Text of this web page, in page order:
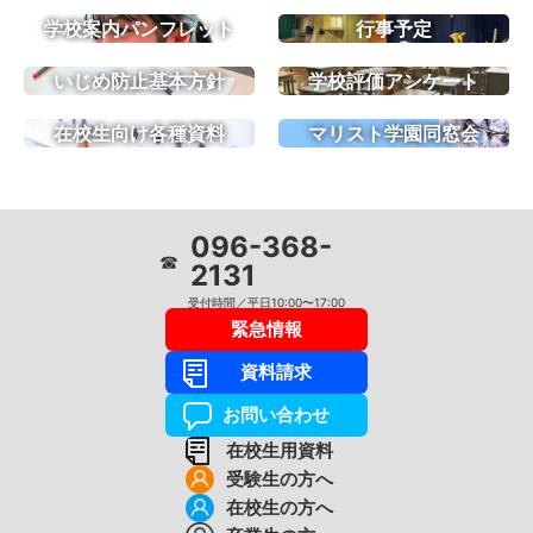
学校案内パンフレット 行事予定
いじめ防止基本方針 学校評価アンケート
在校生向け各種資料 マリスト学園同窓会
☎ 096-368-
2131
受付時間／平日10:00〜17:00
緊急情報
資料請求
お問い合わせ
在校生用資料
受験生の方へ
在校生の方へ